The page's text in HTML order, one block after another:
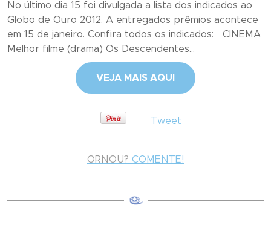
No último dia 15 foi divulgada a lista dos indicados ao
Globo de Ouro 2012. A entregados prêmios acontece
em 15 de janeiro. Confira todos os indicados: CINEMA
Melhor filme (drama) Os Descendentes...
VEJA MAIS AQUI
Tweet
ORNOU? COMENTE!